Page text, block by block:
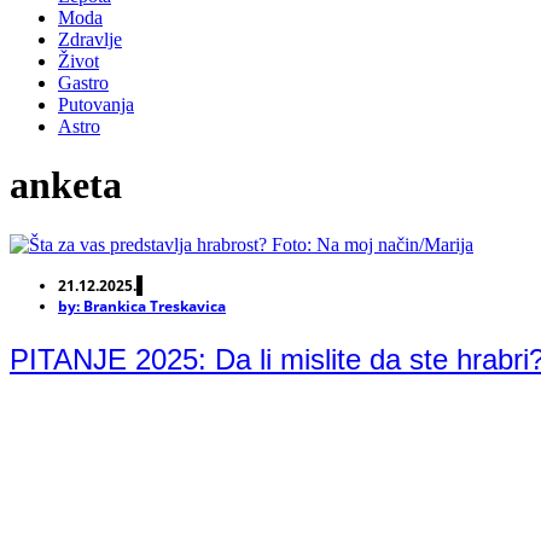
Moda
Zdravlje
Život
Gastro
Putovanja
Astro
anketa
21.12.2025.
by: Brankica Treskavica
PITANJE 2025: Da li mislite da ste